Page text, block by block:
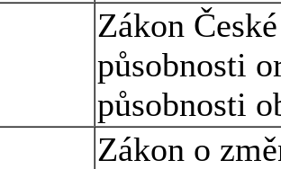
Zákon
působnosti
působnosti
Zákon o